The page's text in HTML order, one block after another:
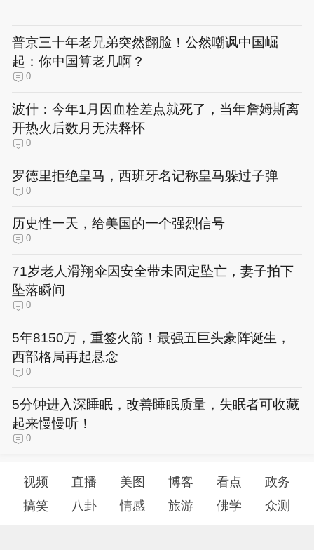
普京三十年老兄弟突然翻脸！公然嘲讽中国崛
起：你中国算老几啊？
0
波什：今年1月因血栓差点就死了，当年詹姆斯离
开热火后数月无法释怀
0
罗德里拒绝皇马，西班牙名记称皇马躲过子弹
0
历史性一天，给美国的一个强烈信号
0
71岁老人滑翔伞因安全带未固定坠亡，妻子拍下
坠落瞬间
0
5年8150万，重签火箭！最强五巨头豪阵诞生，
西部格局再起悬念
0
5分钟进入深睡眠，改善睡眠质量，失眠者可收藏
起来慢慢听！
0
视频 直播 美图 博客 看点
政务
搞笑
八卦 情感 旅游 佛学 众测